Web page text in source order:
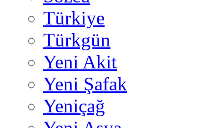
Türkiye
Türkgün
Yeni Akit
Yeni Şafak
Yeniçağ